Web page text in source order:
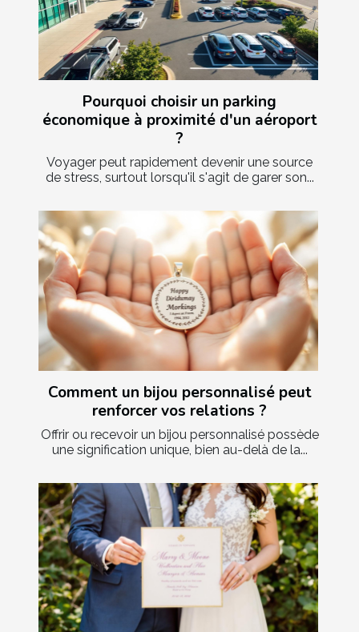
Pourquoi choisir un parking
économique à proximité d'un aéroport
?
Voyager peut rapidement devenir une source
de stress, surtout lorsqu'il s'agit de garer son...
Comment un bijou personnalisé peut
renforcer vos relations ?
Offrir ou recevoir un bijou personnalisé possède
une signification unique, bien au-delà de la...